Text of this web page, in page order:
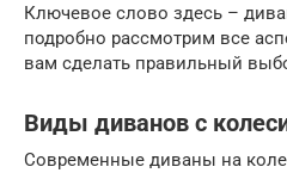
Ключевое слово здесь –
подробно рассмотрим все
вам сделать правильный
Виды диванов с
Современные диваны на